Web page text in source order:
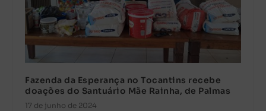
Fazenda da Esperança no Tocantins recebe
doações do Santuário Mãe Rainha, de Palmas
17 de junho de 2024